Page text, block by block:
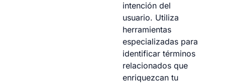
intención del
usuario. Utiliza
herramientas
especializadas para
identificar términos
relacionados que
enriquezcan tu